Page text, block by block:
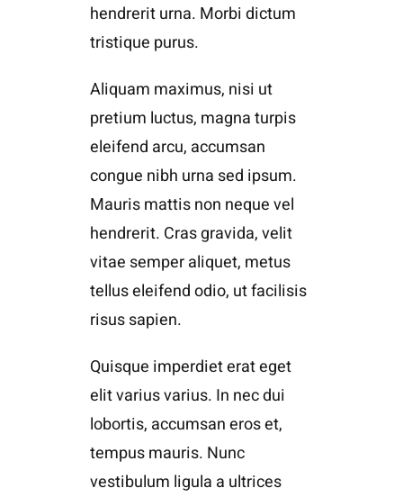
hendrerit urna. Morbi dictum
tristique purus.
Aliquam maximus, nisi ut
pretium luctus, magna turpis
eleifend arcu, accumsan
congue nibh urna sed ipsum.
Mauris mattis non neque vel
hendrerit. Cras gravida, velit
vitae semper aliquet, metus
tellus eleifend odio, ut facilisis
risus sapien.
Quisque imperdiet erat eget
elit varius varius. In nec dui
lobortis, accumsan eros et,
tempus mauris. Nunc
vestibulum ligula a ultrices